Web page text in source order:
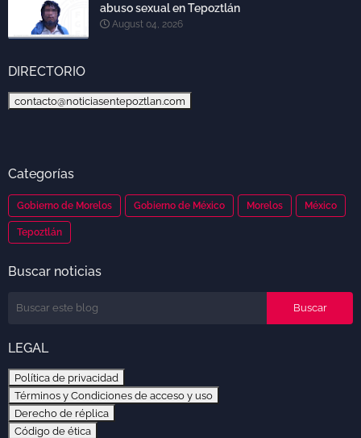
abuso sexual en Tepoztlán
August 04, 2026
DIRECTORIO
contacto@noticiasentepoztlan.com
Categorías
Gobierno de Morelos Gobierno de México Morelos México
Tepoztlán
Buscar noticias
LEGAL
Política de privacidad
Términos y Condiciones de acceso y uso
Derecho de réplica
Código de ética